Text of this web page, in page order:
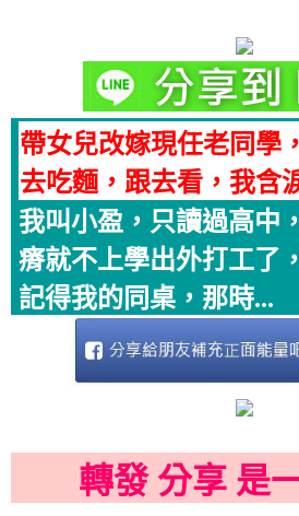
帶女兒改嫁現任老同學
去吃麵，跟去看，我含
我叫小盈，只讀過高中
瘠就不上學出外打工了
記得我的同桌，那時...
轉發 分享 是